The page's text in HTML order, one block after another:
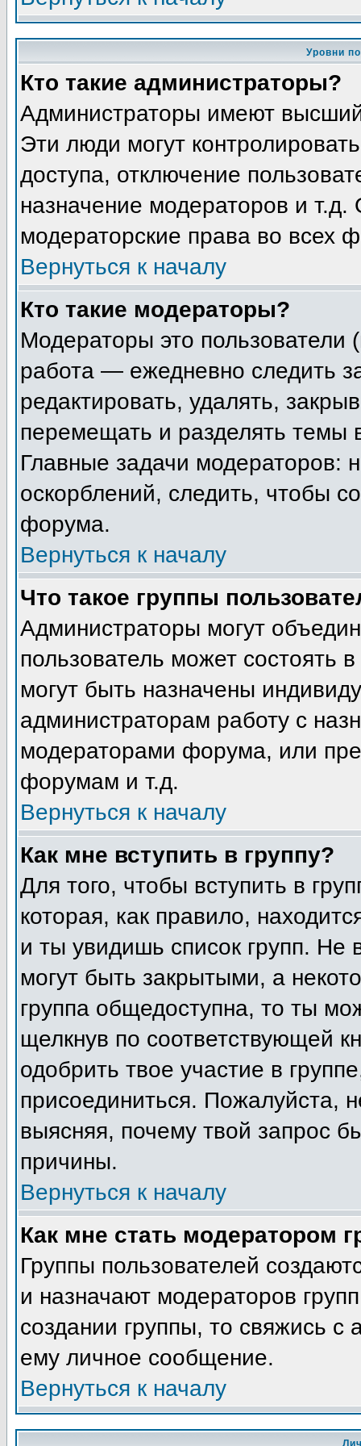
Уровни
Кто такие администраторы?
Администраторы имеют
Эти люди могут
доступа, отключение
назначение модераторов и
модераторские права во всех
Вернуться к началу
Кто такие модераторы?
Модераторы это пользователи
работа — ежедневно следить
редактировать, удалять,
перемещать и разделять темы
Главные задачи модераторов:
оскорблений, следить, чтобы
форума.
Вернуться к началу
Что такое группы
Администраторы могут
пользователь может состоять
могут быть назначены
администраторам работу с
модераторами форума, или
форумам и т.д.
Вернуться к началу
Как мне вступить в группу?
Для того, чтобы вступить в
которая, как правило,
и ты увидишь список групп. Не
могут быть закрытыми, а
группа общедоступна, то ты
щелкнув по соответствующей
одобрить твое участие в
присоединиться. Пожалуйста,
выясняя, почему твой запрос
причины.
Вернуться к началу
Как мне стать модератором
Группы пользователей
и назначают модераторов
создании группы, то свяжись с
ему личное сообщение.
Вернуться к началу